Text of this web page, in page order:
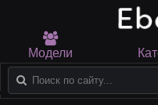
Модели